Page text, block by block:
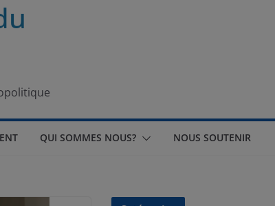
QUI SOMMES NOUS? NOUS SOUTENIR